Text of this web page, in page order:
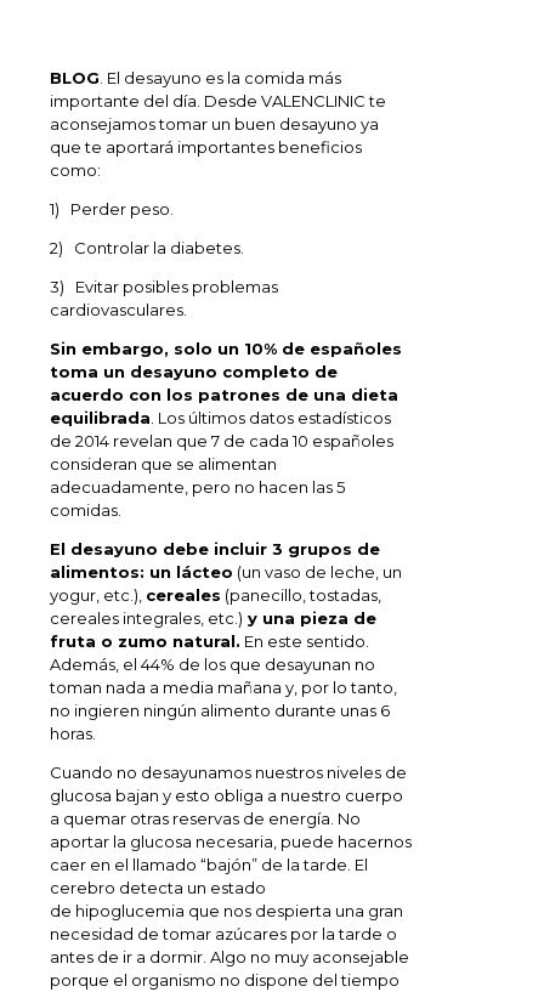
BLOG . El desayuno es la comida más
importante del día. Desde VALENCLINIC te
aconsejamos tomar un buen desayuno ya
que te aportará importantes beneficios
como:
1) Perder peso.
2) Controlar la diabetes.
3) Evitar posibles problemas
cardiovasculares.
Sin embargo, solo un 10% de españoles
toma un desayuno completo de
acuerdo con los patrones de una dieta
equilibrada . Los últimos datos estadísticos
de 2014 revelan que 7 de cada 10 españoles
consideran que se alimentan
adecuadamente, pero no hacen las 5
comidas.
El desayuno debe incluir 3 grupos de
alimentos: un lácteo (un vaso de leche, un
yogur, etc.), cereales (panecillo, tostadas,
cereales integrales, etc.) y una pieza de
fruta o zumo natural. En este sentido.
Además, el 44% de los que desayunan no
toman nada a media mañana y, por lo tanto,
no ingieren ningún alimento durante unas 6
horas.
Cuando no desayunamos nuestros niveles de
glucosa bajan y esto obliga a nuestro cuerpo
a quemar otras reservas de energía. No
aportar la glucosa necesaria, puede hacernos
caer en el llamado “bajón” de la tarde. El
cerebro detecta un estado
de hipoglucemia que nos despierta una gran
necesidad de tomar azúcares por la tarde o
antes de ir a dormir. Algo no muy aconsejable
porque el organismo no dispone del tiempo